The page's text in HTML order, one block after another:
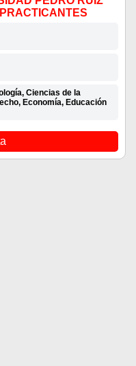
Ciencias de la
Economía, Educación